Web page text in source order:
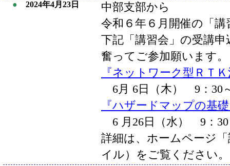
● 2024年4月23日
中部支部から
令和６年６月開催の「
下記「講習会」の受講
奮ってご参加願います。
『ネットワーク型ＲＴ
6月 6日（木） 9：30
『ハザードマップの基
6 月26日（水） 9：30
詳細は、ホームページ
イル）をご覧ください。